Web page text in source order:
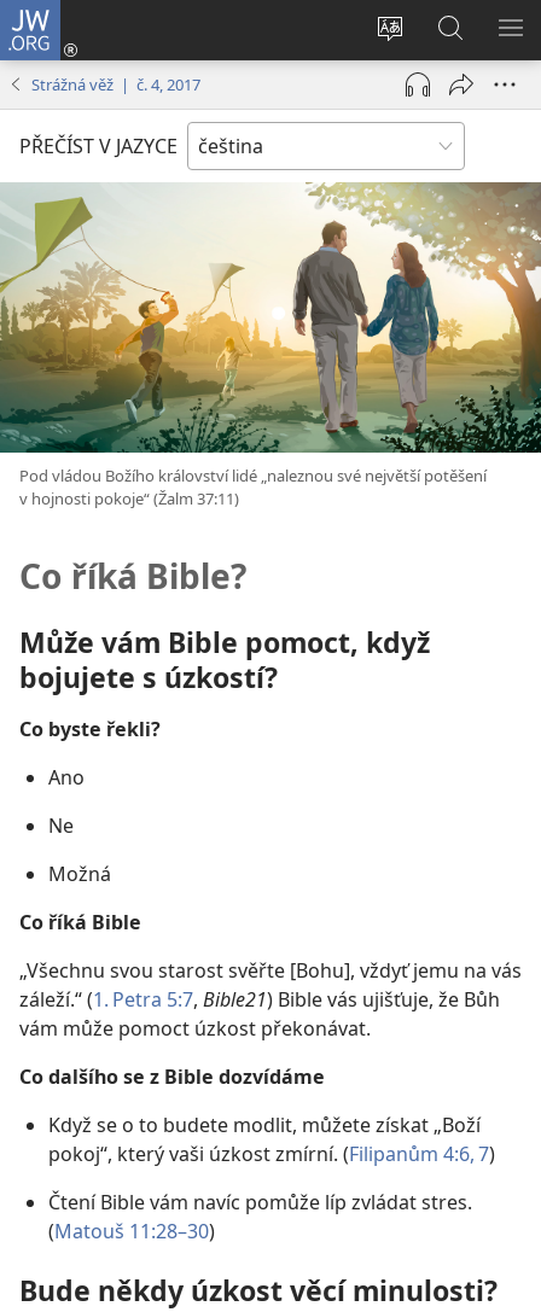
JW.ORG
Změnit
jazyk
stránek
Přihlásit
se
(otevřeno
okno)
Hledat
na
JW.ORG
Strážná věž | č. 4, 2017
PŘEČÍST V JAZYCE
Pod vládou Božího království lidé „naleznou své největší potěšení
v hojnosti pokoje“ (Žalm 37:11)
Co říká Bible?
Může vám Bible pomoct, když
bojujete s úzkostí?
Co byste řekli?
Ano
Ne
Možná
Co říká Bible
„Všechnu svou starost svěřte [Bohu], vždyť jemu na vás
záleží.“ (1. Petra 5:7, Bible21) Bible vás ujišťuje, že Bůh
vám může pomoct úzkost překonávat.
Co dalšího se z Bible dozvídáme
Když se o to budete modlit, můžete získat „Boží
pokoj“, který vaši úzkost zmírní. (Filipanům 4:6, 7)
Čtení Bible vám navíc pomůže líp zvládat stres.
(Matouš 11:28–30)
Bude někdy úzkost věcí minulosti?